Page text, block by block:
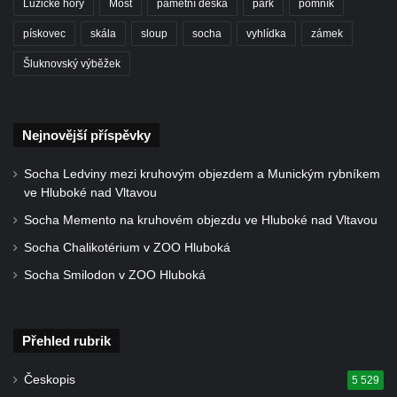
Künzlův kříž v předhradí hradu Seeberg
Centrální kříž hřbitova v Cítolibech
Rotující kříž před farou v Cítolibech
Centrální kříž hřbitova v Chlumčanech
Centrální kříž bývalého hřbitova u kostela
svatého Jakuba ve Hřivicích
Kříž na rozcestí v severní části Touchovic
Kříž u kaple svatého Josefa v Jimlíně
Loun
Kříž na ohradní zdi fary čp. 1 v Opočně
Lužické hory Most pamětní deska park pomník
pískovec skála sloup socha vyhlídka zámek
Šluknovský výběžek
Nejnovější příspěvky
Socha Ledviny mezi kruhovým objezdem a Munickým rybníkem
ve Hluboké nad Vltavou
Socha Memento na kruhovém objezdu ve Hluboké nad Vltavou
Socha Chalikotérium v ZOO Hluboká
Socha Smilodon v ZOO Hluboká
Přehled rubrik
Českopis 5 529